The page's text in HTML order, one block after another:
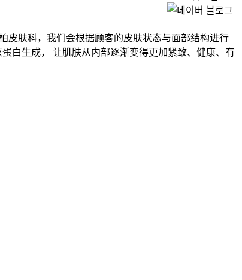
皮肤科，我们会根据顾客的皮肤状态与面部结构进行
白生成， 让肌肤从内部逐渐变得更加紧致、健康、有